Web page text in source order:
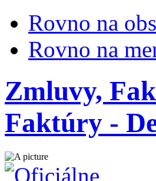
Rovno na
Rovno na
Zmluvy,
Faktúry -